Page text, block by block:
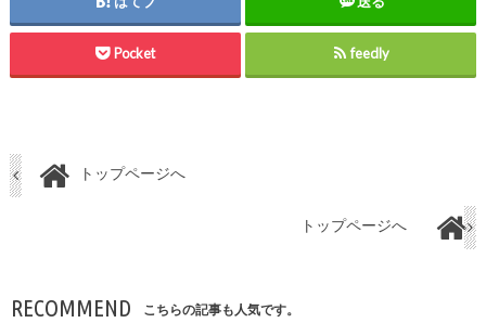
Pocket feedly
トップページへ
トップページへ
RECOMMEND こちらの記事も人気です。